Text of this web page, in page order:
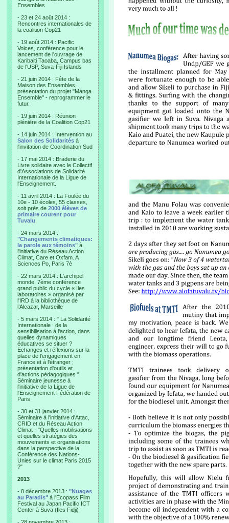
Ensembles
- 23 et 24 août 2014 :
Rencontres internationales de
la coalition Cop21
- 19 août 2014 : Pacific
Voices, conférence pour le
lancement de l'ouvrage de
Karibaiti Taoaba, Campus bas
de l'USP, Suva-Fiji Islands
- 21 juin 2014 : Fête de la
Maison des Ensembles,
présentation du projet "Manga
Ensemble" - reprogrammer le
futur.
- 19 juin 2014 : Réunion
plénière de la Coalition Cop21
- 14 juin 2014 : Intervention au
Salon des Solidarités à
l'invitation de Coordination Sud
- 17 mai 2014 : Braderie du
Livre solidaire avec le Collectif
d'Associations de Solidarité
Internationale de la Ligue de
l'Enseignement.
- 11 avril 2014 : La Foulée du
10e - 10 écoles, 55 classes,
soit près de 2000 élèves de
primaire courent pour
Tuvalu
- 24 mars 2014 :
"Changements climatiques:
la parole aux témoins" à
l'initiative du Réseau Action
Climat, Care et Oxfam. A
Sciences Po, Paris 7è
- 22 mars 2014 : L'archipel
monde, 7ème conférence
grand public du cycle « Iles
laboratoires » organisé par
l'IRD à la bibliothèque de
l’Alcazar, Marseille
- 5 mars 2014 : " La Solidarité
Internationale : de la
sensibilisation à l'action, dans
quelles dynamiques
éducatives se situer ?
Echanges et réflexions sur la
place de l'engagement en
France et à l'étranger ;
présentation d'outils et
d'actions pédagogiques ".
Séminaire jeunesse à
l'initiative de la Ligue de
l'Enseignement Fédération de
Paris
- 30 et 31 janvier 2014 :
Séminaire à l'initiative d'Attac,
CRID et du Réseau Action
Climat - "Quelles mobilisations
et quelles stratégies des
mouvements et organisations
dans la perspective de la
Conférence des Nations-
Unies sur le climat Paris 2015
?"
2013
- 8 décembre 2013 : "Nuages
au Paradis" à l'Ecopass Film
Festival au Japan Pacific ICT
Center à Suva (Iles Fidji)